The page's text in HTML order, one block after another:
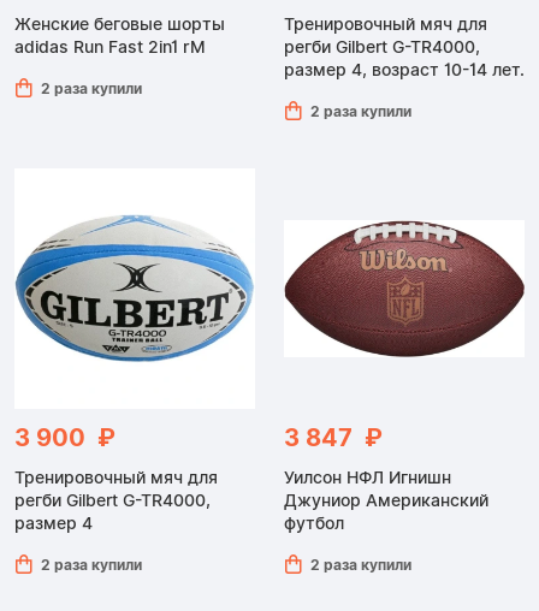
Женские беговые шорты
adidas Run Fast 2in1 rM
2 раза купили
Тренировочный мяч для
регби Gilbert G-TR4000,
размер 4, возраст 10-14 лет.
2 раза купили
3 900 ₽
Тренировочный мяч для
регби Gilbert G-TR4000,
размер 4
2 раза купили
3 847 ₽
Уилсон НФЛ Игнишн
Джуниор Американский
футбол
2 раза купили